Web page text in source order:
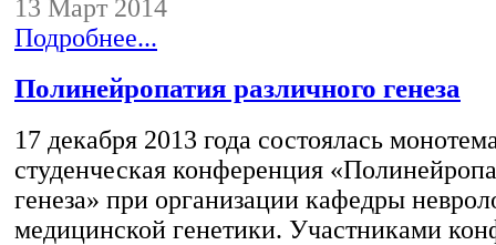
13 Март 2014
Подробнее...
Полинейропатия различного генеза
17 декабря 2013 года состоялась
студенческая конференция
генеза» при организации кафедры
медицинской генетики. Участниками